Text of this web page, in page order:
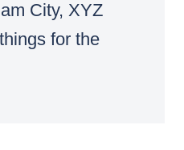
City, XYZ
for the